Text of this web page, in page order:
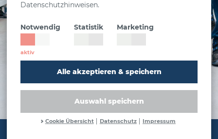
Datenschutzhinweisen.
Notwendig Statistik Marketing
Alle akzeptieren & speichern
Auswahl speichern
Cookie Übersicht Datenschutz Impressum